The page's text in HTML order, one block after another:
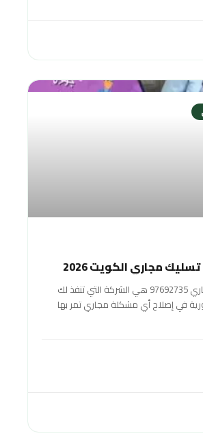
مجاري الكويت 2026
شركة تسليك مجاري 97692735 هي الشركة التي تنفذ لك
في إصلاح أي مشكلة مجاري تمر بها